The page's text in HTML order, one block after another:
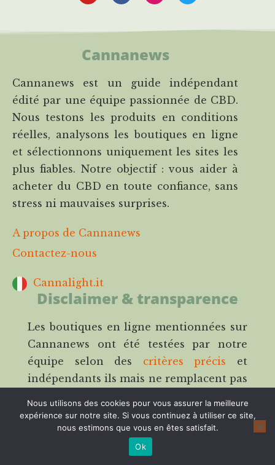
Cannanews
Cannanews est un guide indépendant
édité par une équipe passionnée de CBD.
Nous testons les produits en conditions
réelles, analysons les boutiques en ligne
et sélectionnons uniquement les sites les
plus fiables. Notre objectif : vous aider à
acheter du CBD en toute confiance, sans
stress ni mauvaises surprises.
A propos de Cannanews
Contactez-nous
Cannalight.it
Disclaimer & transparence
Les boutiques en ligne mentionnées sur
Cannanews ont été testées par notre
équipe selon des critères précis et
indépendants ils mais ne remplacent pas
médical. Notre modèle repose sur
l’affiliation : cela signifie que nous
pouvons percevoir une commission si
Nous utilisons des cookies pour vous assurer la meilleure
expérience sur notre site. Si vous continuez à utiliser ce site,
nous estimons que vous en êtes satisfait.
Ok